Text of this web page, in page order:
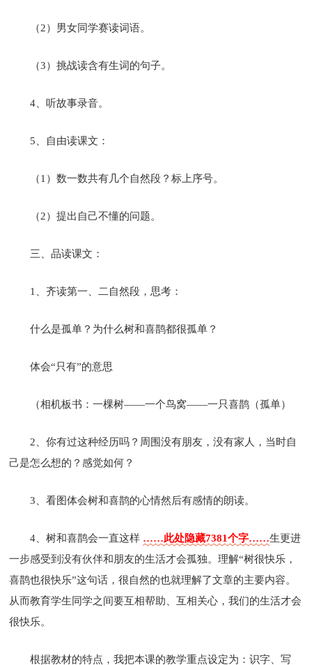
（2）男女同学赛读词语。
（3）挑战读含有生词的句子。
4、听故事录音。
5、自由读课文：
（1）数一数共有几个自然段？标上序号。
（2）提出自己不懂的问题。
三、品读课文：
1、齐读第一、二自然段，思考：
什么是孤单？为什么树和喜鹊都很孤单？
体会“只有”的意思
（相机板书：一棵树——一个鸟窝——一只喜鹊（孤单）
2、你有过这种经历吗？周围没有朋友，没有家人，当时自
己是怎么想的？感觉如何？
3、看图体会树和喜鹊的心情然后有感情的朗读。
4、树和喜鹊会一直这样 ……此处隐藏7381个字……生更进
一步感受到没有伙伴和朋友的生活才会孤独。理解“树很快乐，
喜鹊也很快乐”这句话，很自然的也就理解了文章的主要内容。
从而教育学生同学之间要互相帮助、互相关心，我们的生活才会
很快乐。
根据教材的特点，我把本课的教学重点设定为：识字、写